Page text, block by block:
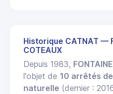
Historique CATNAT —
COTEAUX
Depuis 1983,
l'objet de 10 arrêtés
naturelle (dernier :